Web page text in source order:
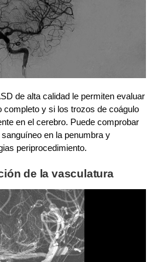
de alta calidad le permiten evaluar
completo y si los trozos de coágulo
en el cerebro. Puede comprobar
en la penumbra y
periprocedimiento.
de la vasculatura